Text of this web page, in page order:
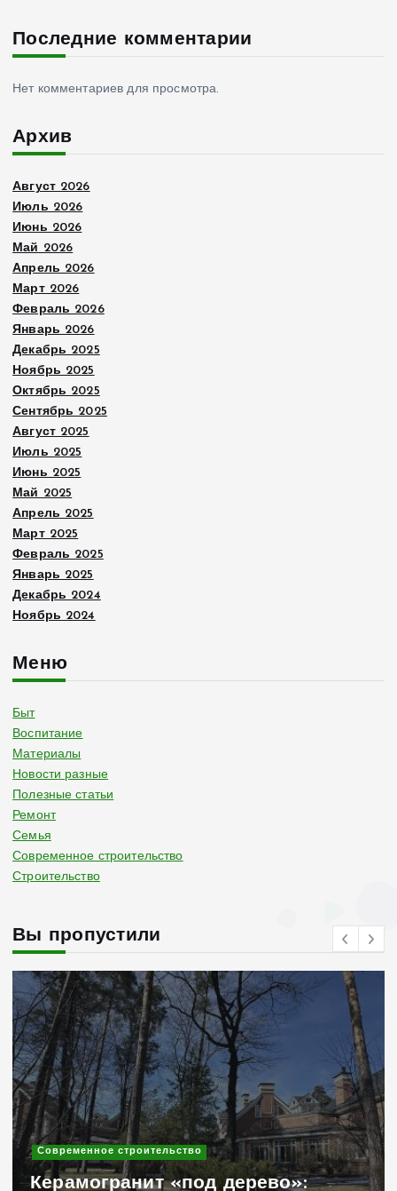
Последние комментарии
Нет комментариев для просмотра.
Архив
Август 2026
Июль 2026
Июнь 2026
Май 2026
Апрель 2026
Март 2026
Февраль 2026
Январь 2026
Декабрь 2025
Ноябрь 2025
Октябрь 2025
Сентябрь 2025
Август 2025
Июль 2025
Июнь 2025
Май 2025
Апрель 2025
Март 2025
Февраль 2025
Январь 2025
Декабрь 2024
Ноябрь 2024
Меню
Быт
Воспитание
Материалы
Новости разные
Полезные статьи
Ремонт
Семья
Современное строительство
Строительство
Вы пропустили
Современное строительство
Садовые скамейки для
придомовой территории коттеджа: